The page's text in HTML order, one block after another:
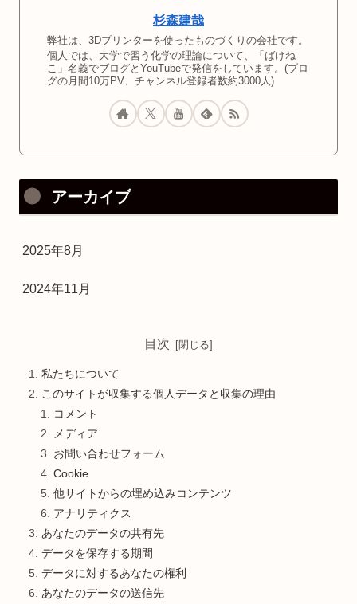
杉森建哉
弊社は、3Dプリンターを使ったものづくりの会社です。
個人では、大学で習う化学の理論について、「ばけね
こ」名義でブログとYouTubeで発信をしています。(ブロ
グの月間10万PV、チャンネル登録者数約3000人)
アーカイブ
2025年8月
2024年11月
目次
私たちについて
このサイトが収集する個人データと収集の理由
コメント
メディア
お問い合わせフォーム
Cookie
他サイトからの埋め込みコンテンツ
アナリティクス
あなたのデータの共有先
データを保存する期間
データに対するあなたの権利
あなたのデータの送信先